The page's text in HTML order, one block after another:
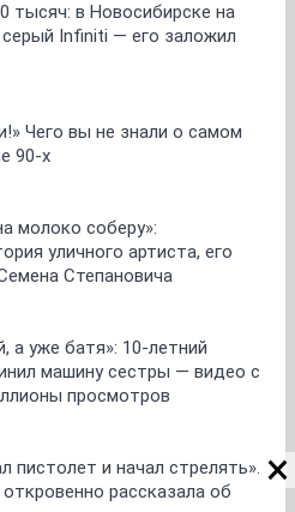
тысяч: в Новосибирске на
Infiniti — его заложил
Чего вы не знали о самом
90-х
молоко соберу»:
уличного артиста, его
Степановича
а уже батя»: 10-летний
машину сестры — видео с
просмотров
пистолет и начал стрелять».
рассказала об